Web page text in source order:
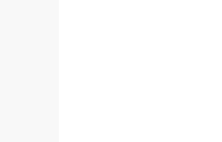
为天津市某精细化